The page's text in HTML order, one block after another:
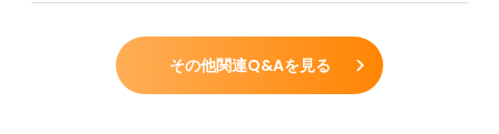
その他関連Q&Aを見る